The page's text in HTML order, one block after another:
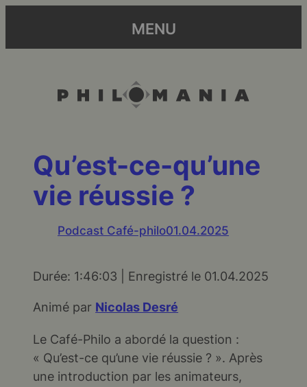
MENU
Qu’est-ce-qu’une
vie réussie ?
Podcast Café-philo01.04.2025
RSS FEED
EMBED
Durée: 1:46:03 Enregistré le 01.04.2025
Animé par Nicolas Desré
Le Café-Philo a abordé la question :
« Qu’est-ce qu’une vie réussie ? ». Après
une introduction par les animateurs,